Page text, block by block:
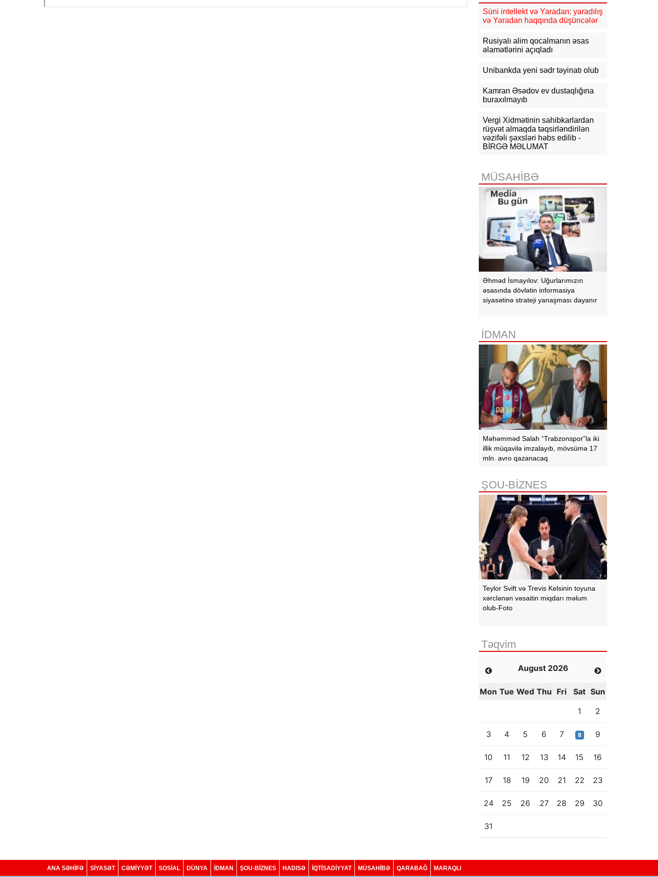
10:26 Ermənistanın Baş naziri: Yaxın
vaxtlarda TRIPP layihəsinin praktiki
10:15 Paşinyan: Ermənistanla
səhifəsi bağlanıb, sülh bərqərar
09:58 Paşinyan: Ermənistan ötən il
avqustun 8-nə qədər dalanda idi
09:34 ABŞ-da faydalı qazıntıların
hasilatına 3 milyard dollar
investisiya qoyulacaq
Süni intellekt və Yaradan: yaradılış
və Yaradan haqqında düşüncələr
Rusiyalı alim qocalmanın əsas
əlamətlərini açıqladı
Unibankda yeni sədr təyinatı olub
Kamran Əsədov ev dustaqlığına
buraxılmayıb
Vergi Xidmətinin sahibkarlardan
rüşvət almaqda təqsirləndirilən
vəzifəli şəxsləri həbs edilib -
BİRGƏ MƏLUMAT
MÜSAHİBƏ
Əhməd İsmayılov: Uğurlarımızın
əsasında dövlətin informasiya
siyasətinə strateji yanaşması dayanır
İDMAN
Məhəmməd Salah “Trabzonspor”la iki
illik müqavilə imzalayıb, mövsümə 17
mln. avro qazanacaq
ŞOU-BİZNES
Teylor Svift və Trevis Kelsinin toyuna
xərclənən vəsaitin miqdarı məlum
olub-Foto
Təqvim
August 2026
Mon Tue Wed Thu Fri Sat Sun
1
2
3 4 5 6 7 8 9
10 11 12 13 14 15 16
17 18 19 20 21 22 23
24 25 26 27 28 29 30
31
ANA SƏHİFƏ SİYASƏT CƏMİYYƏT SOSIAL DÜNYA İDMAN ŞOU-BİZNES HADISƏ İQTISADIYYAT MÜSAHİBƏ QARABAĞ MARAQLI